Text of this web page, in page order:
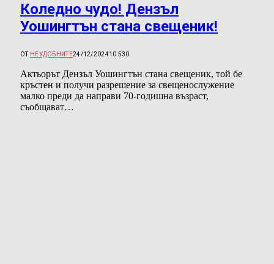
Коледно чудо! Дензъл
Уошингтън стана свещеник!
ОТ НЕУДОБНИТЕ24/12/202410 530
Актьорът Дензъл Уошингтън стана свещеник, той бе
кръстен и получи разрешение за свещенослужение
малко преди да направи 70-годишна възраст,
съобщават…